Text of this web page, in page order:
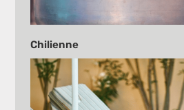
Chilienne